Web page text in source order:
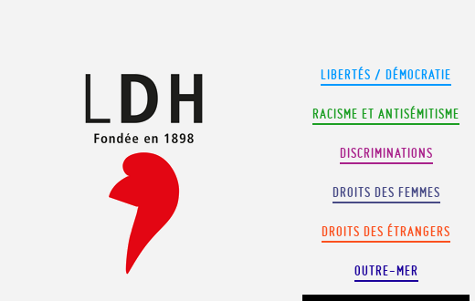
LIBERTÉS / DÉMOCRATIE
RACISME ET ANTISÉMITISME
DISCRIMINATIONS
DROITS DES FEMMES
DROITS DES ÉTRANGERS
OUTRE-MER